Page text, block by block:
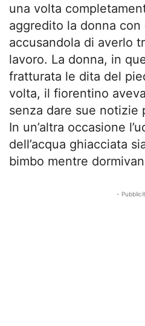
una volta
aggredito la donna
accusandola di averlo
lavoro. La donna, in
fratturata le dita del
volta, il fiorentino
senza dare sue notizie
In un’altra occasione
dell’acqua ghiacciata
bimbo mentre
-